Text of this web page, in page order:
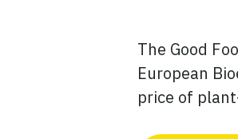
The Good
European
price of